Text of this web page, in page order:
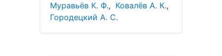
Муравьёв К. Ф., Ковалёв А. К.,
Городецкий А. С.